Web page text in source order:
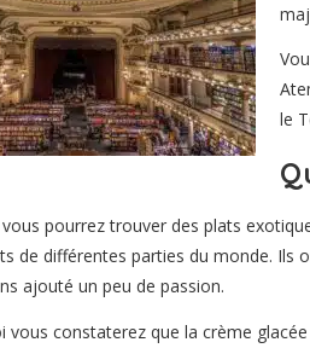
le
pourrez trouver des plats
de différentes parties du monde. Ils
ajouté un peu de passion.
vous constaterez que la crème